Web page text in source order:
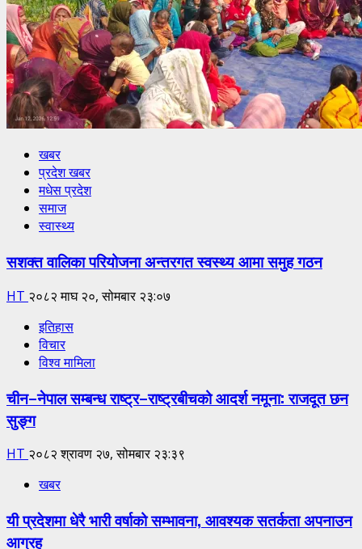
खबर
प्रदेश खबर
मधेस प्रदेश
समाज
स्वास्थ्य
सशक्त वालिका परियोजना अन्तरगत स्वस्थ्य आमा समुह गठन
HT २०८२ माघ २०, सोमबार २३:०७
इतिहास
विचार
विश्व मामिला
चीन–नेपाल सम्बन्ध राष्ट्र–राष्ट्रबीचको आदर्श नमूना: राजदूत छन
सुङ्ग
HT २०८२ श्रावण २७, सोमबार २३:३९
खबर
यी प्रदेशमा धेरै भारी वर्षाको सम्भावना, आवश्यक सतर्कता अपनाउन
आग्रह